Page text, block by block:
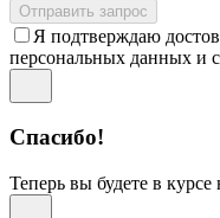
Отправить запрос
Я подтверждаю
персональных данных и
Спасибо!
Теперь вы будете в